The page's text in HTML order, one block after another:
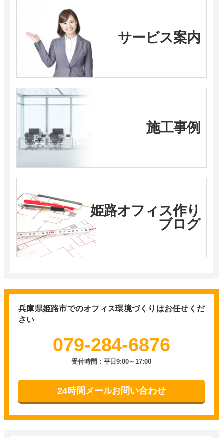
サービス案内
施工事例
姫路オフィス作り
ブログ
兵庫県姫路市でのオフィス環境づくりはお任せくだ
さい
079-284-6876
受付時間：平日9:00～17:00
24時間メールお問い合わせ